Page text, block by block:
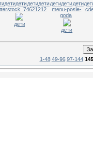
детидетидетидетидетидетидети
дети
menu-posle-
goda
дети
1-48 49-96 97-144